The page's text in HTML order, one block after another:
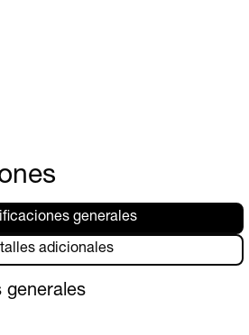
generales
adicionales
generales